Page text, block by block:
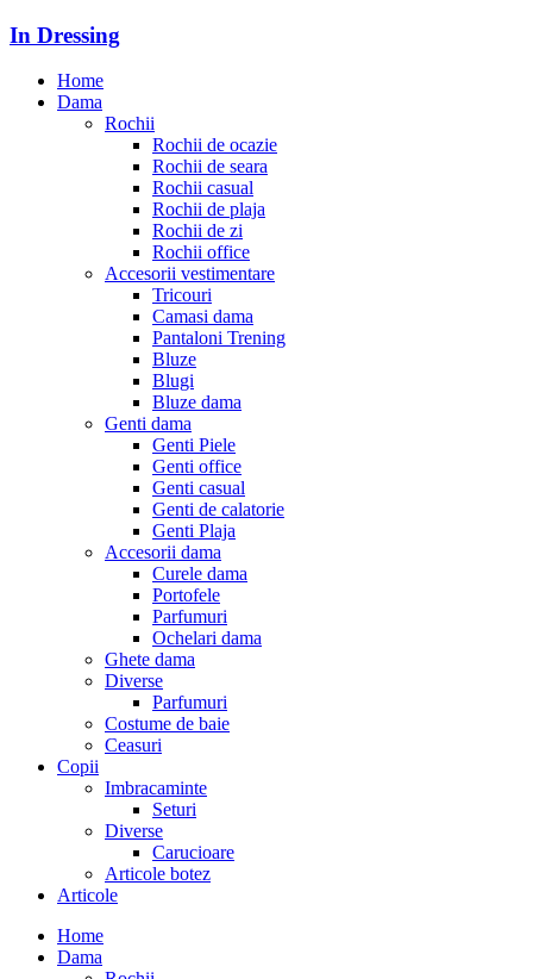
In Dressing
Home
Dama
Rochii
Rochii de ocazie
Rochii de seara
Rochii casual
Rochii de plaja
Rochii de zi
Rochii office
Accesorii vestimentare
Tricouri
Camasi dama
Pantaloni Trening
Bluze
Blugi
Bluze dama
Genti dama
Genti Piele
Genti office
Genti casual
Genti de calatorie
Genti Plaja
Accesorii dama
Curele dama
Portofele
Parfumuri
Ochelari dama
Ghete dama
Diverse
Parfumuri
Costume de baie
Ceasuri
Copii
Imbracaminte
Seturi
Diverse
Carucioare
Articole botez
Articole
Home
Dama